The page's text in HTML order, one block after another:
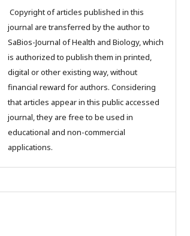
Copyright of articles published in this
journal are transferred by the author to
SaBios-Journal of Health and Biology, which
is authorized to publish them in printed,
digital or other existing way, without
financial reward for authors. Considering
that articles appear in this public accessed
journal, they are free to be used in
educational and non-commercial
applications.